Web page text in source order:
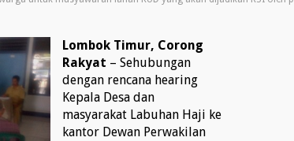
Lombok Timur, Corong
Rakyat – Sehubungan
dengan rencana hearing
Kepala Desa dan
masyarakat Labuhan Haji ke
kantor Dewan Perwakilan